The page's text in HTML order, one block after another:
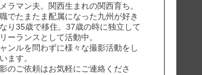
ラマン夫。関西生まれの関西育ち。
でたまたま配属になった九州が好き
り35歳で移住。37歳の時に独立して
ーランスとして活動中。
ンルを問わずに様々な撮影活動をし
ます。
のご依頼はお気軽にご連絡くださ